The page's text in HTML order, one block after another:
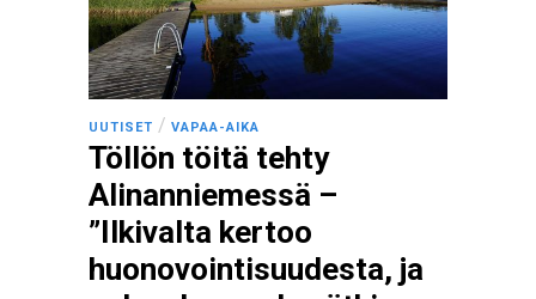
UUTISET / VAPAA-AIKA
Töllön töitä tehty
Alinanniemessä –
”Ilkivalta kertoo
huonovointisuudesta, ja